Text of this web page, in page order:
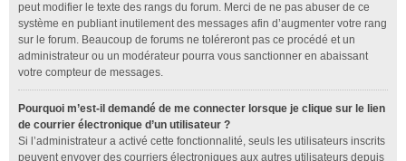
peut modifier le texte des rangs du forum. Merci de ne pas abuser de ce
système en publiant inutilement des messages afin d’augmenter votre rang
sur le forum. Beaucoup de forums ne toléreront pas ce procédé et un
administrateur ou un modérateur pourra vous sanctionner en abaissant
votre compteur de messages.
Pourquoi m’est-il demandé de me connecter lorsque je clique sur le lien
de courrier électronique d’un utilisateur ?
Si l’administrateur a activé cette fonctionnalité, seuls les utilisateurs inscrits
peuvent envoyer des courriers électroniques aux autres utilisateurs depuis